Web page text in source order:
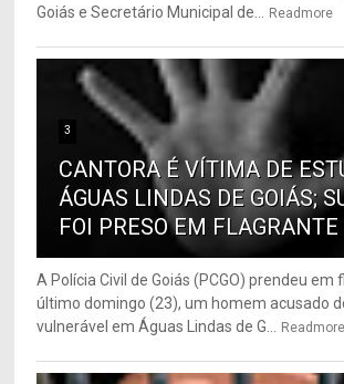
Goiás e Secretário Municipal de... Readmore
3
CANTORA É VÍTIMA DE
ÁGUAS LINDAS DE GOIÁS;
FOI PRESO EM FLAGRANTE
A Polícia Civil de Goiás (PCGO) prendeu em
último domingo (23), um homem acusado
vulnerável em Águas Lindas de G... Readmore